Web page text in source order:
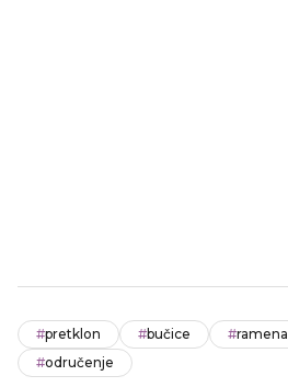
#pretklon #bučice #ramena
#odručenje